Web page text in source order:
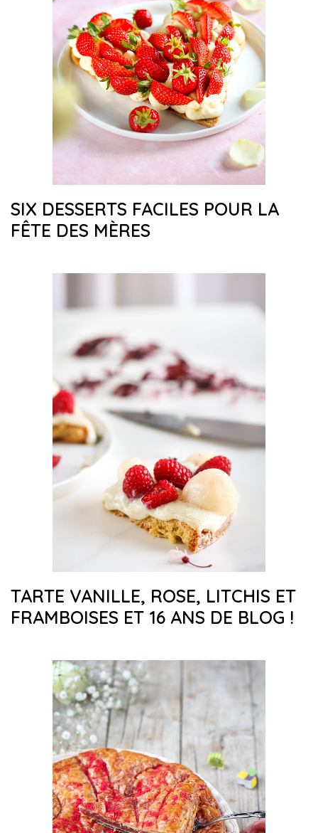
SIX DESSERTS FACILES POUR LA
FÊTE DES MÈRES
TARTE VANILLE, ROSE, LITCHIS ET
FRAMBOISES ET 16 ANS DE BLOG !